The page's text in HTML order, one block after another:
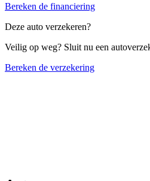
Bereken de financiering
Deze auto verzekeren?
Veilig op weg? Sluit nu een
Bereken de verzekering